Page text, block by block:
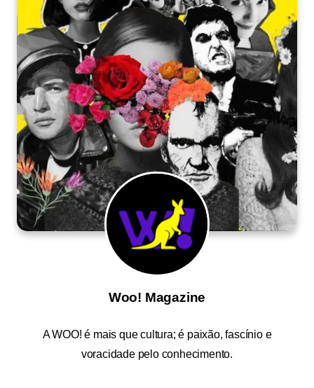
Woo! Magazine
AWOO! é mais que cultura; é paixão, fascínio e
voracidade pelo conhecimento.